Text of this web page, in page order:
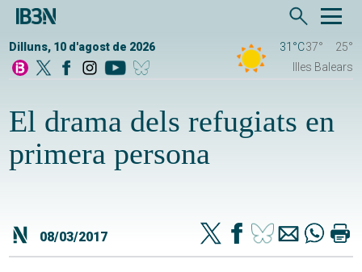
Dilluns, 10 d'agost de 2026 31°C37°
25°
Illes Balears
El drama dels refugiats en
primera persona
08/03/2017